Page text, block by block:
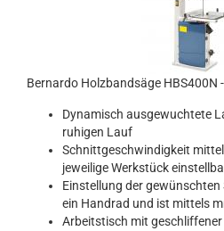
Bernardo Holzbandsäge HBS400N
Dynamisch ausgewuchtete
ruhigen Lauf
Schnittgeschwindigkeit
jeweilige Werkstück
Einstellung der
ein Handrad und ist mittels
Arbeitstisch mit